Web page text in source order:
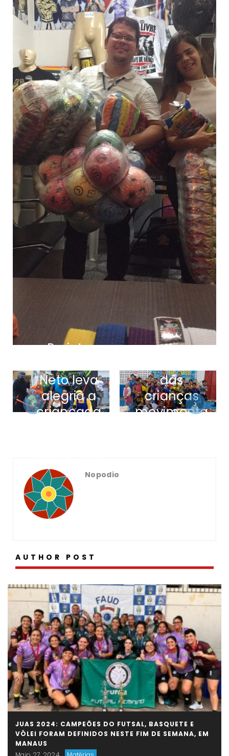
Projeto
Neto leva
alegria a
criançada
das
crianças
movimenta
Nopodio
AUTHOR POST
JUAS 2024: CAMPEÕES DO FUTSAL, BASQUETE E
VÔLEI FORAM DEFINIDOS NESTE FIM DE SEMANA, EM
MANAUS